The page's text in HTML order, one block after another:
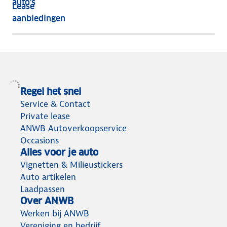
Lease
aanbiedingen
het
meeste
auto's
Regel het snel
Service & Contact
Private lease
ANWB Autoverkoopservice
Occasions
Alles voor je auto
Vignetten & Milieustickers
Auto artikelen
Laadpassen
Over ANWB
Werken bij ANWB